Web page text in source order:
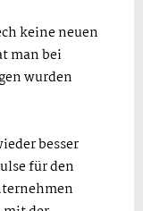
keine neuen
man bei
wurden
besser
für den